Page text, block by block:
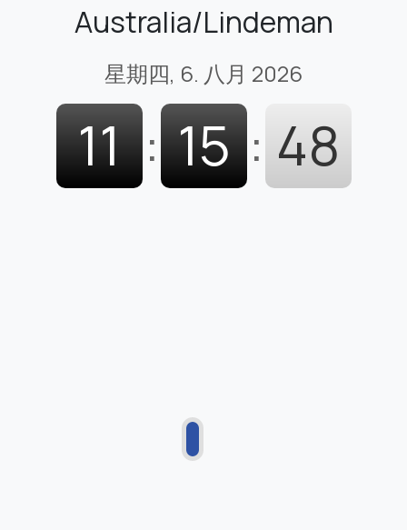
Australia/Lindeman
星期四, 6. 八月 2026
11 : 15 : 49